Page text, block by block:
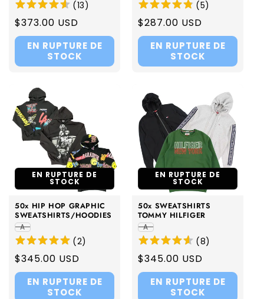
(13)
Regular
price
$373.00 USD
EN RUPTURE DE
STOCK
(5)
Regular
price
$287.00 USD
EN RUPTURE DE
STOCK
EN RUPTURE DE
STOCK
50x HIP HOP GRAPHIC
SWEATSHIRTS/HOODIES
A
(2)
Regular
price
$345.00 USD
EN RUPTURE DE
STOCK
EN RUPTURE DE
STOCK
50x SWEATSHIRTS
TOMMY HILFIGER
A
(8)
Regular
price
$345.00 USD
EN RUPTURE DE
STOCK